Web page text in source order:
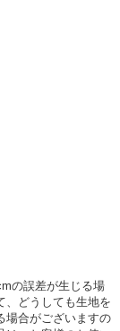
オープンプライス
の誤差が生じる場
どうしても生地を
場合がございますの